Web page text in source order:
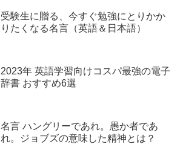
受験生に贈る、今すぐ勉強にとりかか
りたくなる名言（英語＆日本語）
2023年 英語学習向けコスパ最強の電子
辞書 おすすめ6選
名言 ハングリーであれ。愚か者であ
れ。ジョブズの意味した精神とは？